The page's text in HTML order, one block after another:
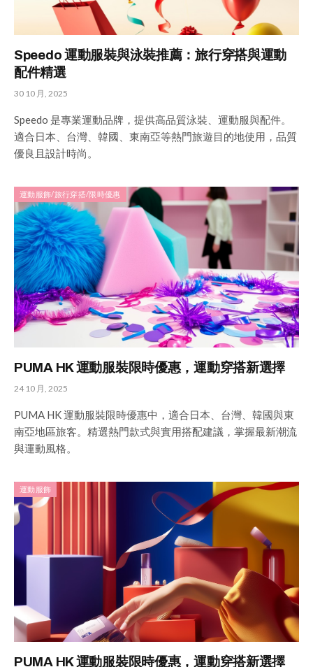
Speedo 運動服裝與泳裝推薦：旅行穿搭與運動
配件精選
30 10 月, 2025
Speedo 是專業運動品牌，提供高品質泳裝、運動服與配件。
適合日本、台灣、韓國、東南亞等熱門旅遊目的地使用，品質
優良且設計時尚。
運動服飾/旅行穿搭/限時優惠
PUMA HK 運動服裝限時優惠，運動穿搭新選擇
24 10 月, 2025
PUMA HK 運動服裝限時優惠中，適合日本、台灣、韓國與東
南亞地區旅客。精選熱門款式與實用搭配建議，掌握最新潮流
與運動風格。
運動服飾
PUMA HK 運動服裝限時優惠，運動穿搭新選擇